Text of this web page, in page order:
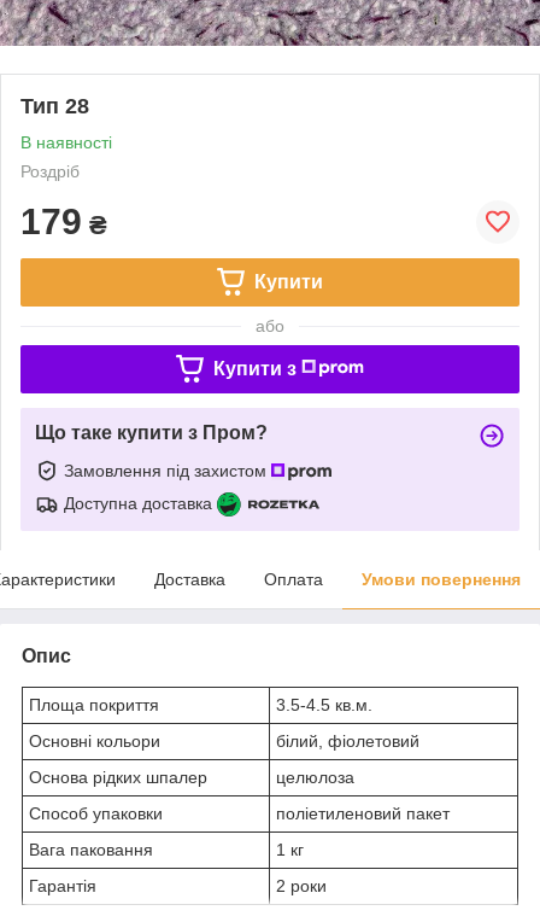
Тип 28
В наявності
Роздріб
179 ₴
Купити
або
Купити з
Що таке купити з Пром?
Замовлення під захистом
Доступна доставка
Доставка Оплата Умови повернення
Опис
Площа покриття
3.5-4.5 кв.м.
Основні кольори
білий, фіолетовий
Основа рідких шпалер
целюлоза
Способ упаковки
поліетиленовий пакет
Вага паковання
1 кг
Гарантія
2 роки